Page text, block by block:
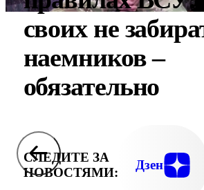
своих не
наемников –
обязательно
СЛЕДИТЕ ЗА
НОВОСТЯМИ:
Дзен